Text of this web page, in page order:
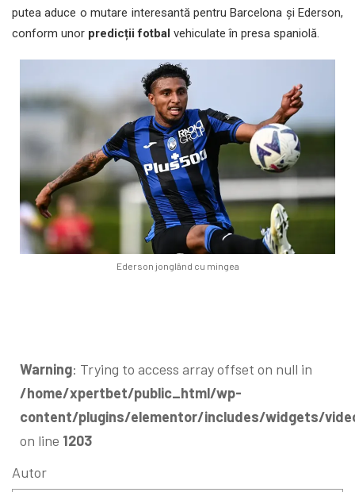
putea aduce o mutare interesantă pentru Barcelona și Ederson,
conform unor predicții fotbal vehiculate în presa spaniolă.
Ederson jonglând cu mingea
Warning: Trying to access array offset on null in
/home/xpertbet/public_html/wp-
content/plugins/elementor/includes/widgets/
on line 1203
Autor